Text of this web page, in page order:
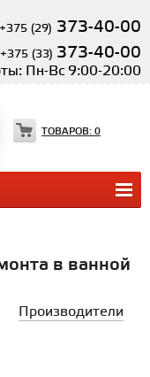
+375 (29) 373-40-00
+375 (33) 373-40-00
Пн-Вс 9:00-20:00
ТОВАРОВ: 0
в ванной
Производители